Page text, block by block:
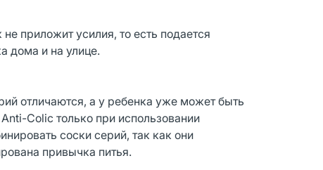
приложит усилия, то есть подается
дома и на улице.
отличаются, а у ребенка уже может быть
Colic только при использовании
соски серий, так как они
привычка питья.